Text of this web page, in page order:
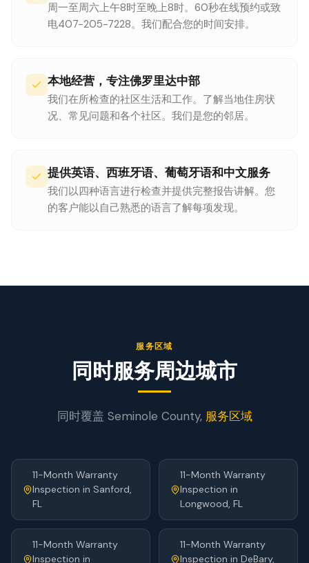
周一至周六上午8时至晚上8时。60秒在线预约或致
电407-205-7228。我们配合您的时间安排。
本地经营，专注佛罗里达中部
我们在所检查的社区生活和工作。了解当地住房状
况、常见问题和各个社区。我们是您的邻居。
提供英语、西班牙语、葡萄牙语和中文服务
我们以四种语言进行检查并提供完整报告讲解。您
的客户能以自己熟悉的语言了解每项发现。
服务区域
同时服务周边城市
同时覆盖 Seminole County, 服务区域
11-Month Warranty
Inspection in Sanford,
FL
11-Month Warranty
Inspection in
Longwood, FL
11-Month Warranty
Inspection in
11-Month Warranty
Inspection in DeBary,